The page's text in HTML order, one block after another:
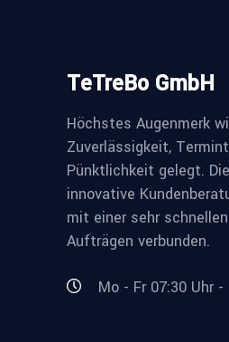
TeTreBo GmbH
Höchstes Augenmerk
Zuverlässigkeit,
Pünktlichkeit gelegt.
innovative
mit einer sehr
Aufträgen verbunden.
Mo - Fr 07:30 Uhr -